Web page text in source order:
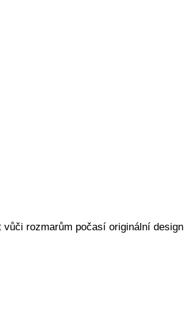
rozmarům počasí originální design